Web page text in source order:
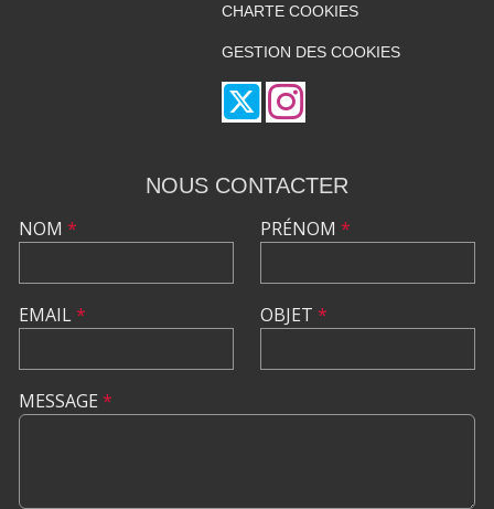
CHARTE COOKIES
GESTION DES COOKIES
NOUS CONTACTER
NOM *
EMAIL*
PRÉNOM *
OBJET *
MESSAGE *